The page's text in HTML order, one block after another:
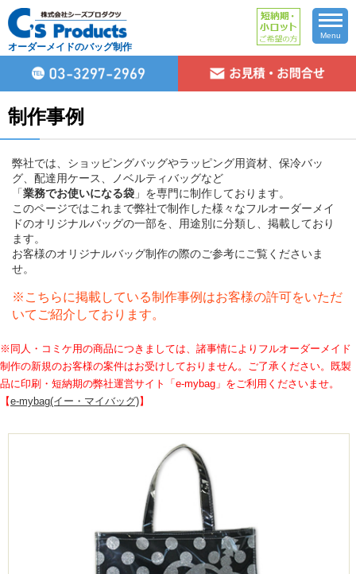
オーダーメイドのバッグ制作
Menu
制作事例
弊社では、ショッピングバッグやラッピング用資材、保冷バッ
グ、配達用ケース、ノベルティバッグなど
「業務でお使いになる袋 」を専門に制作しております。
このページではこれまで弊社で制作した様々なフルオーダーメイ
ドのオリジナルバッグの一部を、用途別に分類し、掲載しており
ます。
お客様のオリジナルバッグ制作の際のご参考にご覧くださいま
せ。
※こちらに掲載している制作事例はお客様の許可をいただ
いてご紹介しております。
※同人・コミケ用の商品につきましては、諸事情によりフルオーダーメイド
制作の新規のお客様の案件はお受けしておりません。ご了承ください。既製
品に印刷・短納期の弊社運営サイト「e-mybag」をご利用くださいませ。
【e-mybag(イー・マイバッグ)】